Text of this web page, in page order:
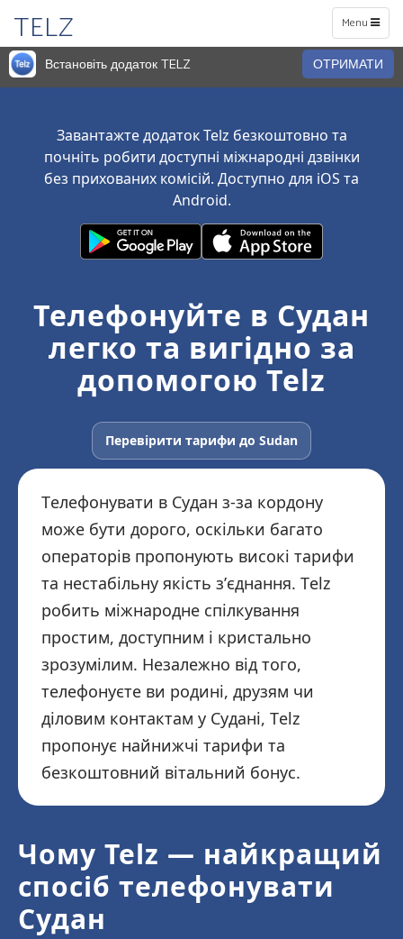
Toggle
navigation
Menu
TELZ
Встановіть додаток TELZ ОТРИМАТИ
Завантажте додаток Telz безкоштовно та
почніть робити доступні міжнародні дзвінки
без прихованих комісій. Доступно для iOS та
Android.
Телефонуйте в Судан
легко та вигідно за
допомогою Telz
Перевірити тарифи до Sudan
Телефонувати в Судан з-за кордону
може бути дорого, оскільки багато
операторів пропонують високі тарифи
та нестабільну якість з’єднання. Telz
робить міжнародне спілкування
простим, доступним і кристально
зрозумілим. Незалежно від того,
телефонуєте ви родині, друзям чи
діловим контактам у Судані, Telz
пропонує найнижчі тарифи та
безкоштовний вітальний бонус.
Чому Telz — найкращий
спосіб телефонувати
Судан